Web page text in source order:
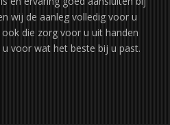
wij de aanleg volledig voor u
die zorg voor u uit handen
voor wat het beste bij u past.